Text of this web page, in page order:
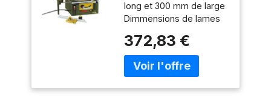
long et 300 mm de large
Dimmensions de lames
Profondeur de coupe est
de 1 à 22 mm maximal
Guide d'onglet 45°
372,83 €